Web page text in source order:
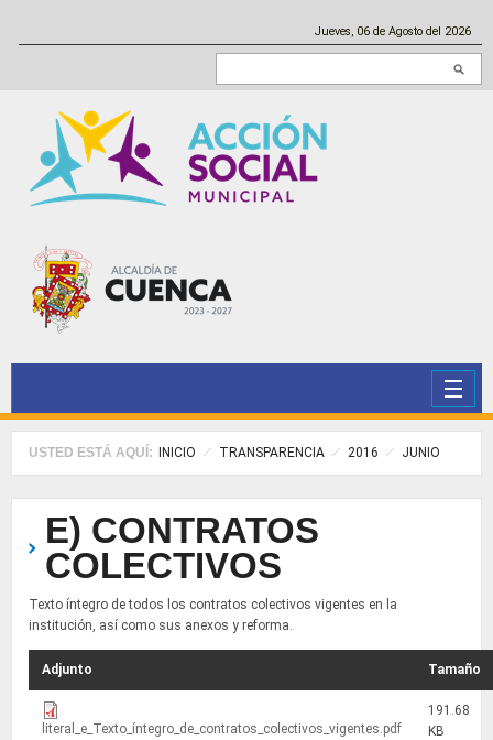
Jueves, 06 de Agosto del 2026
USTED ESTÁ AQUÍ: INICIO TRANSPARENCIA 2016 JUNIO
E) CONTRATOS
COLECTIVOS
Texto íntegro de todos los contratos colectivos vigentes en la
institución, así como sus anexos y reforma.
Adjunto Tamaño
literal_e_Texto_íntegro_de_contratos_colectivos_vigentes.pdf
191.68
KB